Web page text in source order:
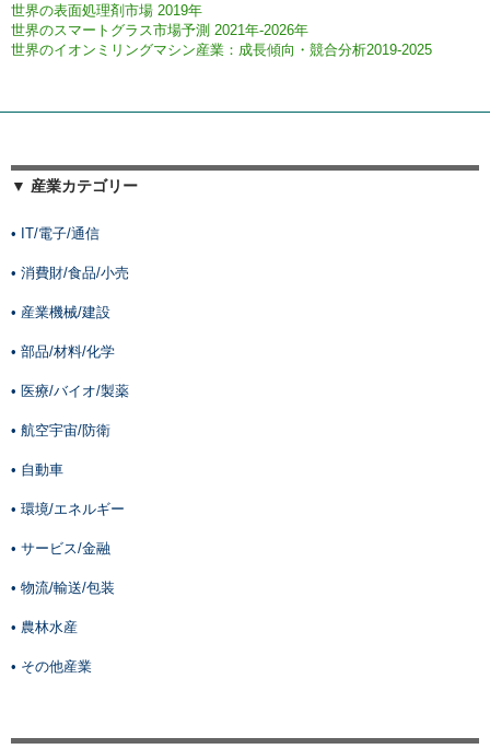
世界の表面処理剤市場 2019年
世界のスマートグラス市場予測 2021年-2026年
世界のイオンミリングマシン産業：成長傾向・競合分析2019-2025
▼ 産業カテゴリー
• IT/電子/通信
• 消費財/食品/小売
• 産業機械/建設
• 部品/材料/化学
• 医療/バイオ/製薬
• 航空宇宙/防衛
• 自動車
• 環境/エネルギー
• サービス/金融
• 物流/輸送/包装
• 農林水産
• その他産業